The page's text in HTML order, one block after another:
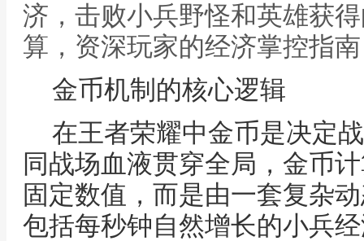
济，击败小兵野怪和英雄获
算，资深玩家的经济掌控指南
金币机制的核心逻辑
在王者荣耀中金币是决定
同战场血液贯穿全局，金币
固定数值，而是由一套复杂
包括每秒钟自然增长的小兵